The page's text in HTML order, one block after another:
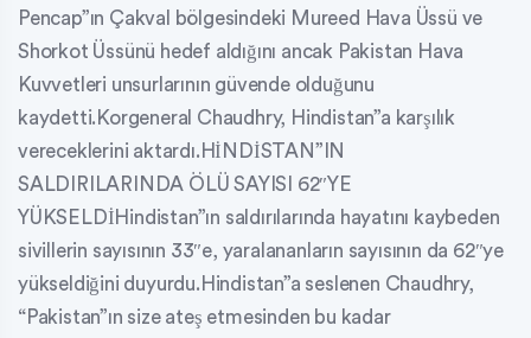
Pencap”ın Çakval bölgesindeki Mureed Hava Üssü ve
Shorkot Üssünü hedef aldığını ancak Pakistan Hava
Kuvvetleri unsurlarının güvende olduğunu
kaydetti.Korgeneral Chaudhry, Hindistan”a karşılık
vereceklerini aktardı.HİNDİSTAN”IN
SALDIRILARINDA ÖLÜ SAYISI 62″YE
YÜKSELDİHindistan”ın saldırılarında hayatını kaybeden
sivillerin sayısının 33″e, yaralananların sayısının da 62″ye
yükseldiğini duyurdu.Hindistan”a seslenen Chaudhry,
“Pakistan”ın size ateş etmesinden bu kadar